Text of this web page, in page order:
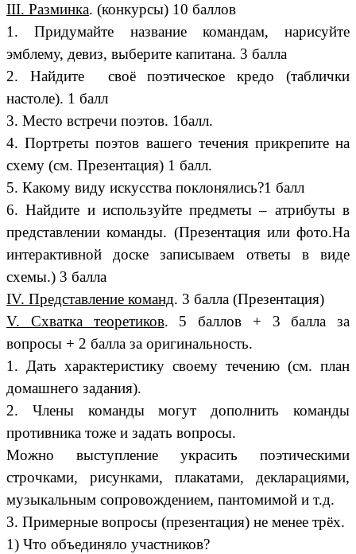
III. Разминка. (конкурсы) 10 баллов
1. Придумайте название командам, нарисуйте
эмблему, девиз, выберите капитана. 3 балла
2. Найдите своё поэтическое кредо (таблички
настоле). 1 балл
3. Место встречи поэтов. 1балл.
4. Портреты поэтов вашего течения прикрепите на
схему (см. Презентация) 1 балл.
5. Какому виду искусства поклонялись?1 балл
6. Найдите и используйте предметы – атрибуты в
представлении команды. (Презентация или фото.На
интерактивной доске записываем ответы в виде
схемы.) 3 балла
IV. Представление команд. 3 балла (Презентация)
V. Схватка теоретиков. 5 баллов + 3 балла за
вопросы + 2 балла за оригинальность.
1. Дать характеристику своему течению (см. план
домашнего задания).
2. Члены команды могут дополнить команды
противника тоже и задать вопросы.
Можно выступление украсить поэтическими
строчками, рисунками, плакатами, декларациями,
музыкальным сопровождением, пантомимой и т.д.
3. Примерные вопросы (презентация) не менее трёх.
1) Что объединяло участников?